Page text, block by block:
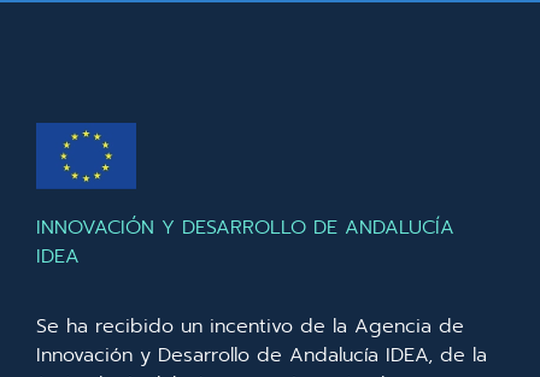
INNOVACIÓN Y DESARROLLO DE ANDALUCÍA
IDEA
Se ha recibido un incentivo de la Agencia de
Innovación y Desarrollo de Andalucía IDEA, de la